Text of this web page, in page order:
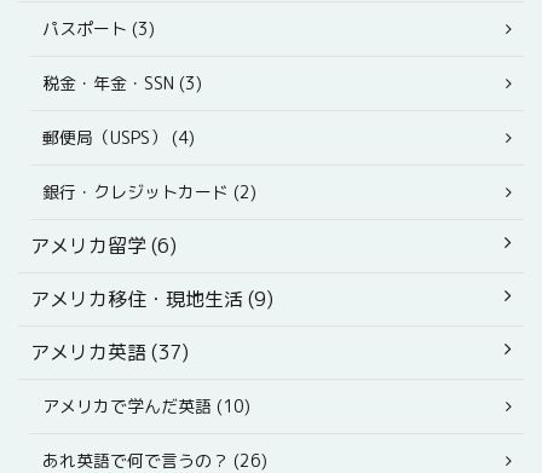
パスポート (3)
税金・年金・SSN (3)
郵便局（USPS） (4)
銀行・クレジットカード (2)
アメリカ留学 (6)
アメリカ移住・現地生活 (9)
アメリカ英語 (37)
アメリカで学んだ英語 (10)
あれ英語で何で言うの？ (26)